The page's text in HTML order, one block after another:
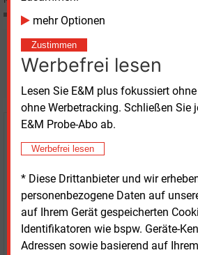
mehr Optionen
Zustimmen
Werbefrei lesen
Lesen Sie E&M plus fokussiert
ohne Werbetracking. Schließen Sie
E&M Probe-Abo ab.
Werbefrei lesen
* Diese Drittanbieter und wir
personenbezogene Daten auf
auf Ihrem Gerät gespeicherten
Identifikatoren wie bspw. Geräte-
Adressen sowie basierend auf
Möchten Sie
weitere
nur €8.93